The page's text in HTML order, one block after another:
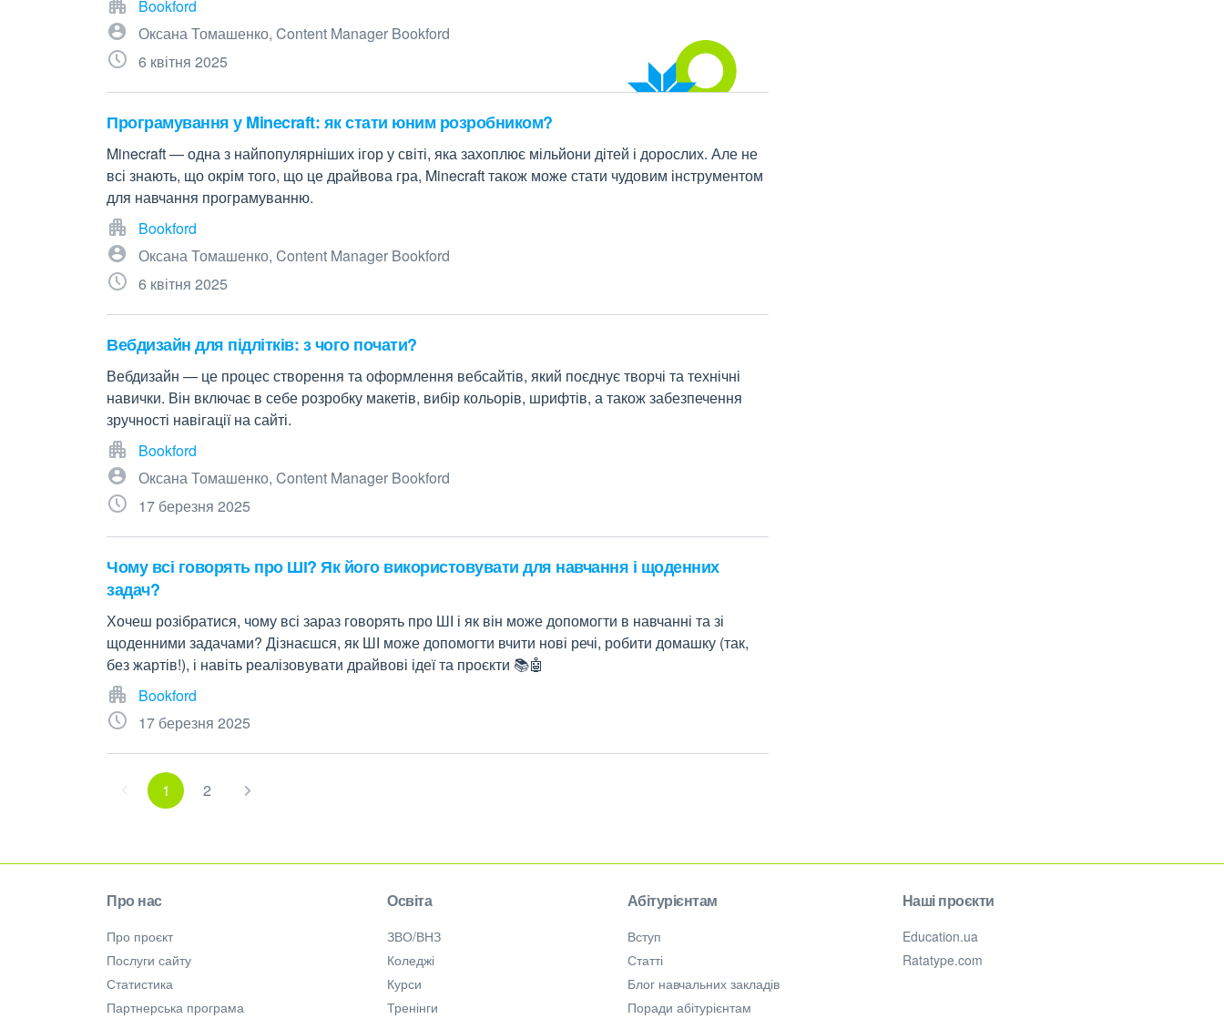
Bookford
Оксана Томашенко, Content Manager Bookford
6 квітня 2025
Програмування у Minecraft: як стати юним розробником?
Minecraft — одна з найпопулярніших ігор у світі, яка захоплює мільйони дітей і дорослих. Але не
всі знають, що окрім того, що це драйвова гра, Minecraft також може стати чудовим інструментом
для навчання програмуванню.
Bookford
Оксана Томашенко, Content Manager Bookford
6 квітня 2025
Вебдизайн для підлітків: з чого почати?
Вебдизайн — це процес створення та оформлення вебсайтів, який поєднує творчі та технічні
навички. Він включає в себе розробку макетів, вибір кольорів, шрифтів, а також забезпечення
зручності навігації на сайті.
Bookford
Оксана Томашенко, Content Manager Bookford
17 березня 2025
Чому всі говорять про ШІ? Як його використовувати для навчання і щоденних
задач?
Хочеш розібратися, чому всі зараз говорять про ШІ і як він може допомогти в навчанні та зі
щоденними задачами? Дізнаєшся, як ШІ може допомогти вчити нові речі, робити домашку (так,
без жартів!), і навіть реалізовувати драйвові ідеї та проєкти 📚🤖
Bookford
17 березня 2025
1 2
Про нас
Про проєкт
Послуги сайту
Статистика
Партнерська програма
Освіта
ЗВО/ВНЗ
Коледжі
Курси
Тренінги
Абітурієнтам
Вступ
Статті
Блог навчальних закладів
Поради абітурієнтам
Наші проєкти
Education.ua
Ratatype.com